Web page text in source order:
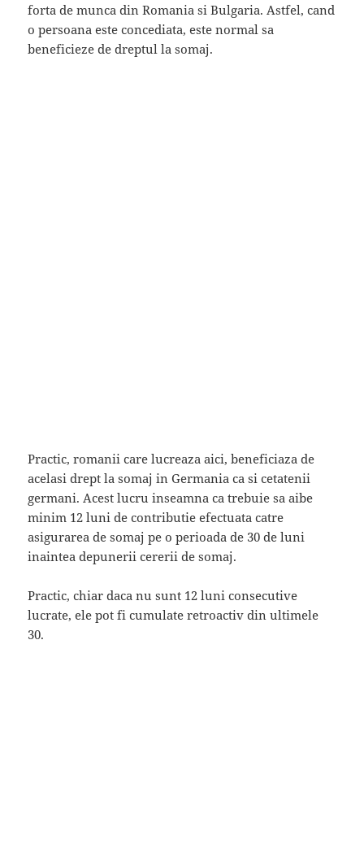
forta de munca din Romania si Bulgaria. Astfel, cand
o persoana este concediata, este normal sa
beneficieze de dreptul la somaj.
Practic, romanii care lucreaza aici, beneficiaza de
acelasi drept la somaj in Germania ca si cetatenii
germani. Acest lucru inseamna ca trebuie sa aibe
minim 12 luni de contributie efectuata catre
asigurarea de somaj pe o perioada de 30 de luni
inaintea depunerii cererii de somaj.
Practic, chiar daca nu sunt 12 luni consecutive
lucrate, ele pot fi cumulate retroactiv din ultimele
30.